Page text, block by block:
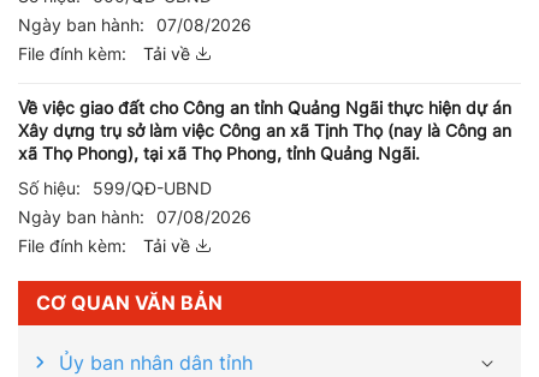
CƠ QUAN VĂN BẢN
Ủy ban nhân dân tỉnh
Ngày ban hành:
07/08/2026
File đính kèm:
Tải về
Về việc giao đất cho Công an tỉnh Quảng Ngãi thực hiện dự án
Xây dựng trụ sở làm việc Công an xã Tịnh Thọ (nay là Công an
xã Thọ Phong), tại xã Thọ Phong, tỉnh Quảng Ngãi.
Số hiệu:
599/QĐ-UBND
Ngày ban hành:
07/08/2026
File đính kèm:
Tải về